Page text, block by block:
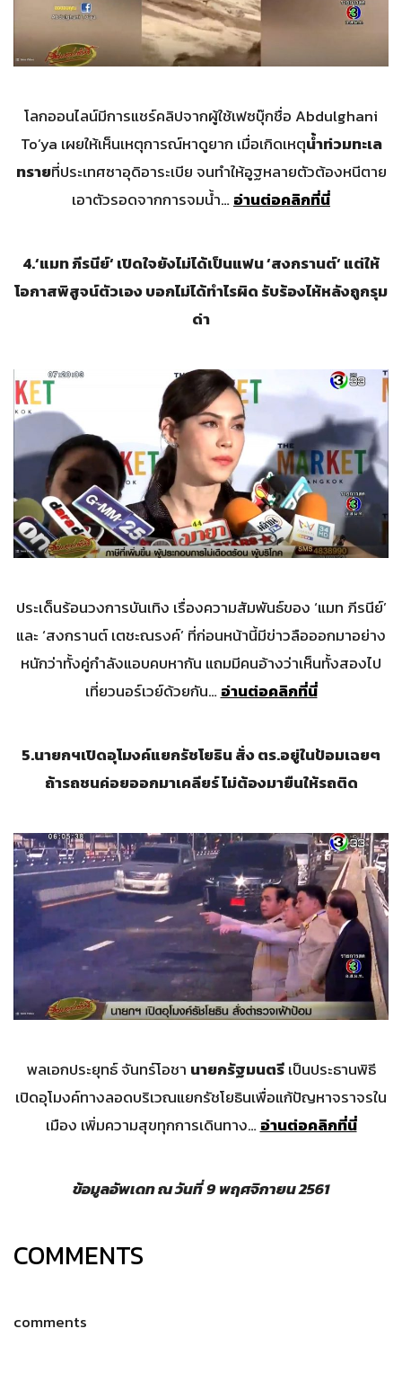
โลกออนไลน์มีการแชร์คลิปจากผู้ใช้เฟซบุ๊กชื่อ Abdulghani
To’ya เผยให้เห็นเหตุการณ์หาดูยาก เมื่อเกิดเหตุน้ำท่วมทะเล
ทรายที่ประเทศซาอุดิอาระเบีย จนทำให้อูฐหลายตัวต้องหนีตาย
เอาตัวรอดจากการจมน้ำ…อ่านต่อคลิกที่นี่
4.‘แมท ภีรนีย์‘เปิดใจยังไม่ได้เป็นแฟน‘สงกรานต์‘แต่ให้
โอกาสพิสูจน์ตัวเอง บอกไม่ได้ทำไรผิด รับร้องไห้หลังถูกรุม
ด่า
ประเด็นร้อนวงการบันเทิง เรื่องความสัมพันธ์ของ ‘แมท ภีรนีย์’
และ ‘สงกรานต์ เตชะณรงค์’ ที่ก่อนหน้านี้มีข่าวลือออกมาอย่าง
หนักว่าทั้งคู่กำลังแอบคบหากัน แถมมีคนอ้างว่าเห็นทั้งสองไป
เที่ยวนอร์เวย์ด้วยกัน…อ่านต่อคลิกที่นี่
5.นายกฯเปิดอุโมงค์แยกรัชโยธิน สั่ง ตร.อยู่ในป้อมเฉยๆ
ถ้ารถชนค่อยออกมาเคลียร์ ไม่ต้องมายืนให้รถติด
พลเอกประยุทธ์ จันทร์โอชา นายกรัฐมนตรีเป็นประธานพิธี
เปิดอุโมงค์ทางลอดบริเวณแยกรัชโยธินเพื่อแก้ปัญหาจราจรใน
เมือง เพิ่มความสุขทุกการเดินทาง…อ่านต่อคลิกที่นี่
ข้อมูลอัพเดท ณ วันที่9พฤศจิกายน 2561
COMMENTS
comments